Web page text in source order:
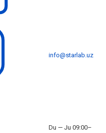
info@starlab.uz
Du — Ju 09:00–